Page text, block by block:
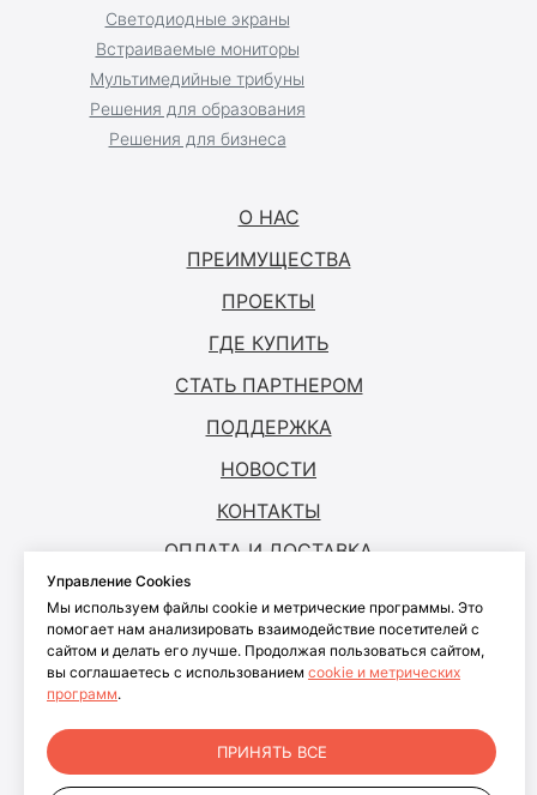
О НАС
© ANTOUCH, 2026. Все права защищены
Согласие на обработку персональных
данных
Политика конфиденциальности
персональных данных пользователей
сайта
ПРЕИМУЩЕСТВА
ПРОЕКТЫ
ГДЕ КУПИТЬ
СТАТЬ ПАРТНЕРОМ
ПОДДЕРЖКА
НОВОСТИ
КОНТАКТЫ
ОПЛАТА И ДОСТАВКА
Светодиодные экраны
Встраиваемые мониторы
Мультимедийные трибуны
Решения для образования
Решения для бизнеса
Управление Cookies
Мы используем файлы cookie и метрические программы. Это
помогает нам анализировать взаимодействие посетителей с
сайтом и делать его лучше. Продолжая пользоваться сайтом,
вы соглашаетесь с использованием cookie и метрических
программ.
ПРИНЯТЬ ВСЕ